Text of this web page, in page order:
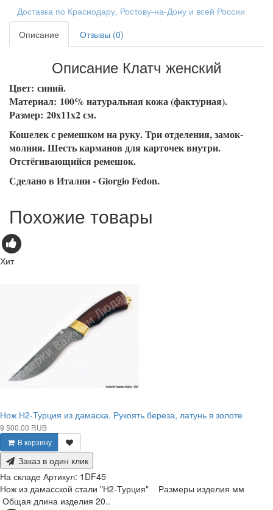
Доставка по Краснодару, Ростову-на-Дону и всей России
Описание
Отзывы (0)
Описание Клатч женский
Цвет: синий.
Материал: 100% натуральная кожа (фактурная).
Размер: 20x11x2 см.
Кошелек с ремешком на руку. Три отделения, замок-
молния. Шесть карманов для карточек внутри.
Отстёгивающийся ремешок.
Сделано в Италии - Giorgio Fedon.
Похожие товары
Хит
Нож Н2-Турция из дамаска. Рукоять береза, латунь в золоте
9 500.00 RUB
В корзину
Заказ в один клик
На складе Артикул: 1DF45
Нож из дамасской стали "Н2-Турция" Размеры изделия мм
Общая длина изделия 20..